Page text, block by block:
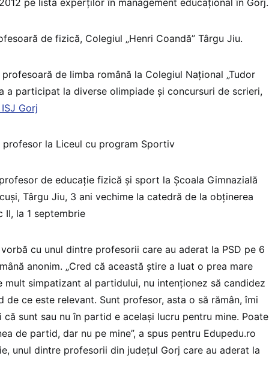
pe lista experților în management educațional în Gorj.
de fizică, Colegiul „Henri Coandă” Târgu Jiu.
profesoară de limba română la Colegiul Naţional „Tudor
a participat la diverse olimpiade și concursuri de scrieri,
Gorj
profesor la Liceul cu program Sportiv
de educație fizică și sport la Școala Gimnazială
Târgu Jiu, 3 ani vechime la catedră de la obținerea
la 1 septembrie
cu unul dintre profesorii care au aderat la PSD pe 6
anonim. „Cred că această știre a luat o prea mare
mult simpatizant al partidului, nu intenționez să candidez
de ce este relevant. Sunt profesor, asta o să rămân, îmi
că sunt sau nu în partid e același lucru pentru mine. Poate
de partid, dar nu pe mine”, a spus pentru Edupedu.ro
unul dintre profesorii din județul Gorj care au aderat la